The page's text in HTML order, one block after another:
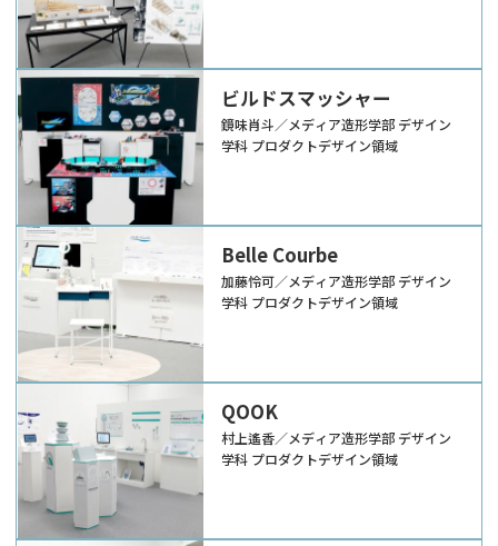
ビルドスマッシャー
鏡味肖斗／メディア造形学部 デザイン
学科 プロダクトデザイン領域
Belle Courbe
加藤怜可／メディア造形学部 デザイン
学科 プロダクトデザイン領域
QOOK
村上遙香／メディア造形学部 デザイン
学科 プロダクトデザイン領域